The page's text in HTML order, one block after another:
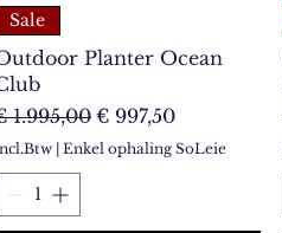
Sale
Planter Ocean
prijs
1.995,00 Verkoopprijs
€ 997,50
| Enkel ophaling SoLeie